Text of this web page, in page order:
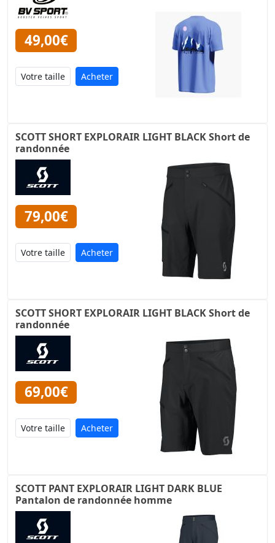
49,00€
Acheter
SCOTT SHORT EXPLORAIR LIGHT BLACK Short de
randonnée
79,00€
Acheter
SCOTT SHORT EXPLORAIR LIGHT BLACK Short de
randonnée
69,00€
Acheter
SCOTT PANT EXPLORAIR LIGHT DARK BLUE
Pantalon de randonnée homme